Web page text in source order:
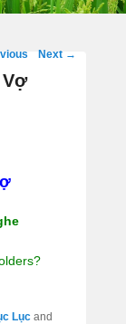
Next →
Vợ
Lục and